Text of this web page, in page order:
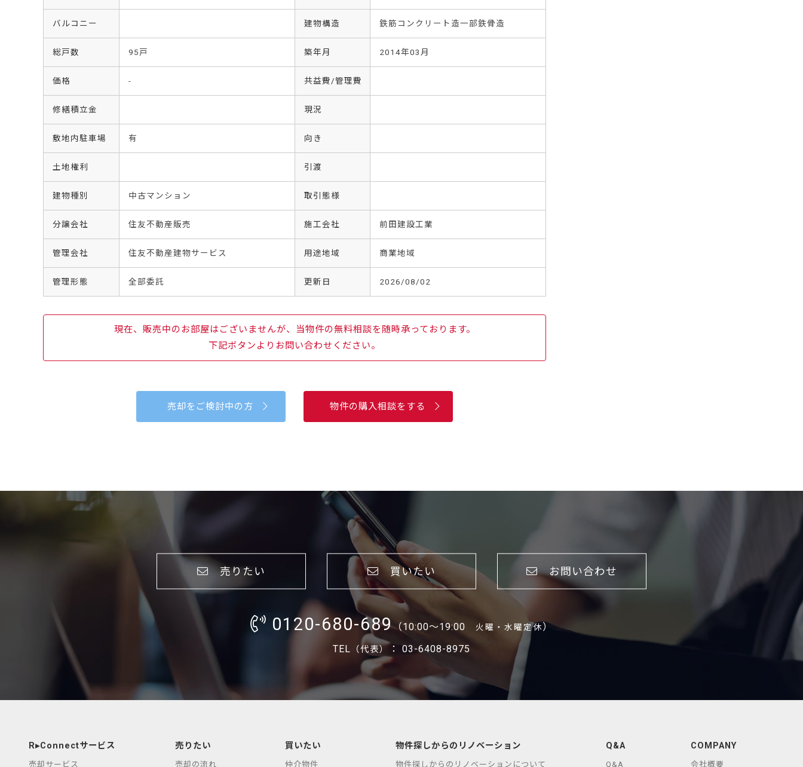
バルコニー 建物構造 鉄筋コンクリート造一部鉄骨造
総戸数 95戸 築年月 2014年03月
価格 - 共益費/管理費
修繕積立金 現況
敷地内駐車場 有 向き
土地権利 引渡
建物種別 中古マンション 取引態様
分譲会社 住友不動産販売 施工会社 前田建設工業
管理会社 住友不動産建物サービス 用途地域 商業地域
管理形態 全部委託 更新日 2026/08/02
現在、販売中のお部屋はございませんが、当物件の無料相談を随時承っております。
下記ボタンよりお問い合わせください。
売却をご検討中の方 物件の購入相談をする
売りたい 買いたい お問い合わせ
0120-680-689（10:00～19:00 火曜・水曜定休）
TEL （代表） ： 03-6408-8975
R▸Connectサービス
売却サービス
売りたい
売却の流れ
買いたい
仲介物件
物件探しからのリノベーション
物件探しからのリノベーションについて
Q&A
Q&A
COMPANY
会社概要